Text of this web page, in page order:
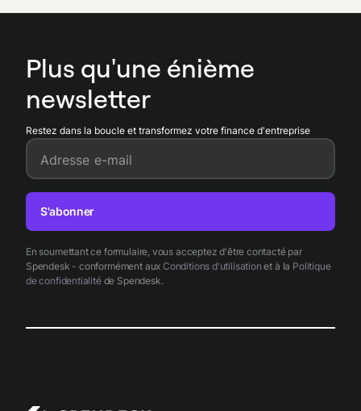
groupes.
Plus qu'une énième
newsletter
Restez dans la boucle et transformez votre finance d'entreprise
Adresse e-mail
En soumettant ce formulaire, vous acceptez d'être contacté par
Spendesk - conformément aux Conditions d'utilisation et à la Politique
de confidentialitéde Spendesk.
S'abonner